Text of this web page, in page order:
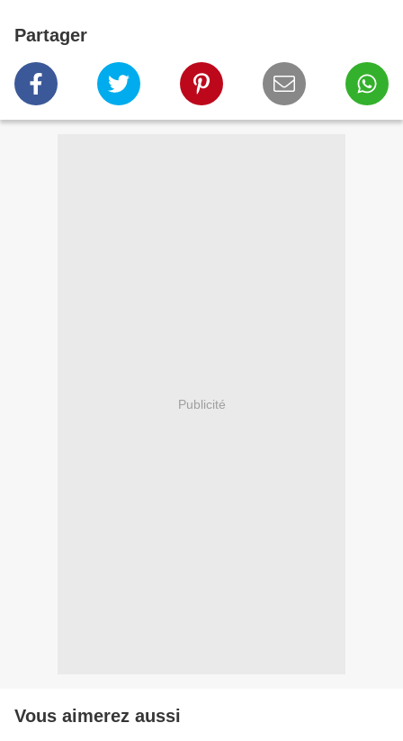
Partager
Publicité
Vous aimerez aussi